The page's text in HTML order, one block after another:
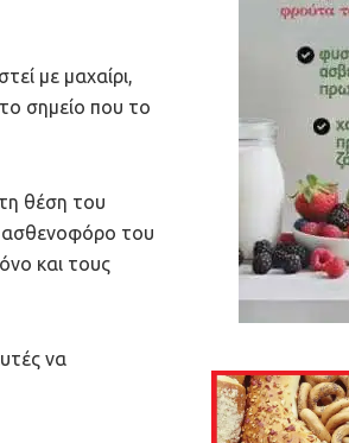
με μαχαίρι,
σημείο που το
θέση του
ασθενοφόρο του
και τους
να